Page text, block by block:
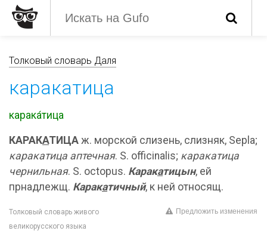
Толковый словарь Даля
каракатица
карака́тица
КАРАКАТИЦА ж. морской слизень, слизняк, Sepla;
каракатица аптечная. S. officinalis; каракатица
чернильная. S. octopus. Каракатицын, ей
прнадлежщ. Каракатичный, к ней относящ.
Толковый словарь живого
великорусского языка
Предложить изменения